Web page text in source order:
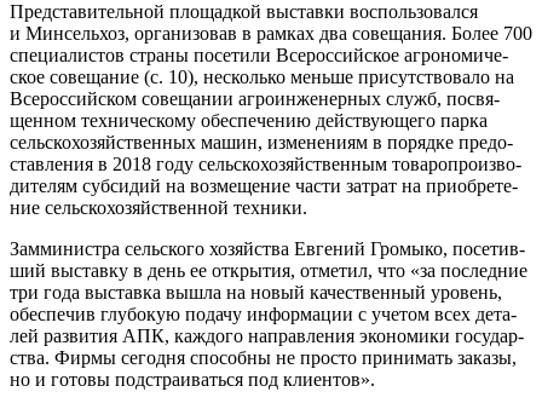
Пред­ста­ви­тель­ной пло­щад­кой выстав­ки вос­поль­зо­вал­ся
и Мин­сель­хоз, орга­ни­зо­вав в рам­ках два сове­ща­ния. Более 700
спе­ци­а­ли­стов стра­ны посе­ти­ли Все­рос­сий­ское агро­но­ми­че­
ское сове­ща­ние (с. 10), несколь­ко мень­ше при­сут­ство­ва­ло на
Все­рос­сий­ском сове­ща­нии агро­ин­же­нер­ных служб, посвя­
щен­ном тех­ни­че­ско­му обес­пе­че­нию дей­ству­ю­ще­го пар­ка
сель­ско­хо­зяй­ствен­ных машин, изме­не­ни­ям в поряд­ке предо­
став­ле­ния в 2018 году сель­ско­хо­зяй­ствен­ным това­ро­про­из­во­
ди­те­лям суб­си­дий на воз­ме­ще­ние части затрат на при­об­ре­те­
ние сель­ско­хо­зяй­ствен­ной техники.
Зам­ми­ни­стра сель­ско­го хозяй­ства Евге­ний Гро­мы­ко, посе­тив­
ший выстав­ку в день ее откры­тия, отме­тил, что «за послед­ние
три года выстав­ка вышла на новый каче­ствен­ный уро­вень,
обес­пе­чив глу­бо­кую пода­чу инфор­ма­ции с уче­том всех дета­
лей раз­ви­тия АПК, каж­до­го направ­ле­ния эко­но­ми­ки госу­дар­
ства. Фир­мы сего­дня спо­соб­ны не про­сто при­ни­мать зака­зы,
но и гото­вы под­стра­и­вать­ся под клиентов».